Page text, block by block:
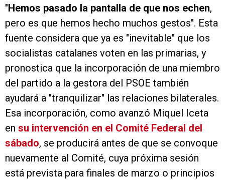
"Hemos pasado la pantalla de que nos echen,
pero es que hemos hecho muchos gestos". Esta
fuente considera que ya es "inevitable" que los
socialistas catalanes voten en las primarias, y
pronostica que la incorporación de una miembro
del partido a la gestora del PSOE también
ayudará a "tranquilizar" las relaciones bilaterales.
Esa incorporación, como avanzó Miquel Iceta
en su intervención en el Comité Federal del
sábado, se producirá antes de que se convoque
nuevamente al Comité, cuya próxima sesión
está prevista para finales de marzo o principios